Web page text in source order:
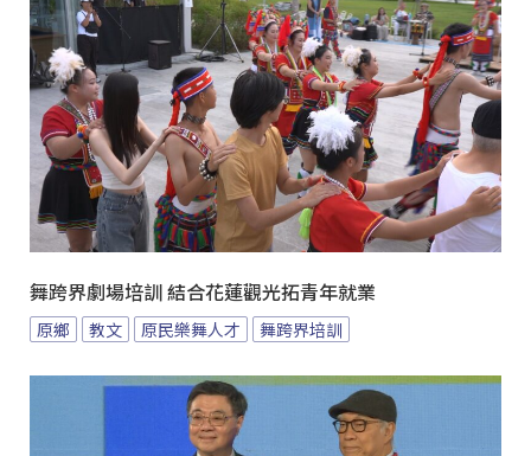
舞跨界劇場培訓 結合花蓮觀光拓青年就業
原鄉 教文 原民樂舞人才 舞跨界培訓